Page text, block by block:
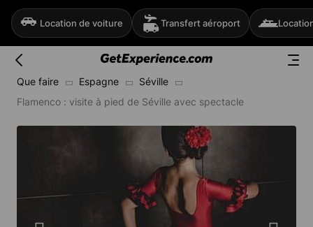
Location de voiture Transfert aéroport
Que faire Espagne
Séville
Flamenco : visite à pied de Séville avec spectacle